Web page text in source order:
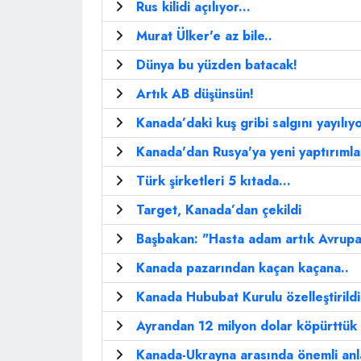
Rus kilidi açılıyor...
Murat Ülker'e az bile..
Dünya bu yüzden batacak!
Artık AB düşünsün!
Kanada’daki kuş gribi salgını
Kanada'dan Rusya'ya yeni
Türk şirketleri 5 kıtada...
Target, Kanada’dan çekildi
Başbakan: "Hasta adam artık
Kanada pazarından kaçan kaçana..
Kanada Hububat Kurulu özelleştirildi
Ayrandan 12 milyon dolar köpürttük
Kanada-Ukrayna arasında önemli